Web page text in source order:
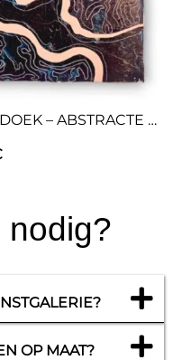
MYSTIQUE 2 – SCHILDERIJ OP DOEK – ABSTRACTE KUNST
nodig?
OP MAAT?